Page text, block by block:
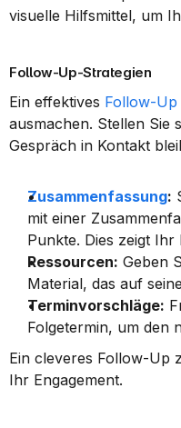
visuelle Hilfsmittel, um
Follow-Up-Strategien
Ein effektives Follow-Up
ausmachen. Stellen Sie
Gespräch in Kontakt
Zusammenfassung:
mit einer
Punkte. Dies zeigt Ihr
Ressourcen: Geben
Material, das auf
Terminvorschläge:
Folgetermin, um den
Ein cleveres Follow-Up
Ihr Engagement.